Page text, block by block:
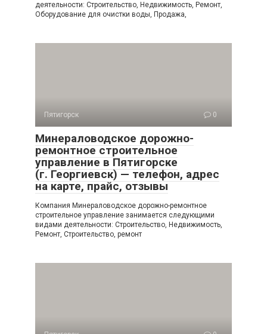
деятельности: Строительство, Недвижимость, Ремонт,
Оборудование для очистки воды, Продажа,
Пятигорск 0
Минераловодское дорожно-
ремонтное строительное
управление в Пятигорске
(г. Георгиевск) — телефон, адрес
на карте, прайс, отзывы
Компания Минераловодское дорожно-ремонтное
строительное управление занимается следующими
видами деятельности: Строительство, Недвижимость,
Ремонт, Строительство, ремонт